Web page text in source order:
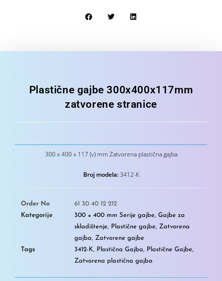
Plastične gajbe 300x400x117mm
zatvorene stranice
300 x 400 x 117 (v) mm Zatvorena plastična gajba
Broj modela:3412-K
Order No
61 30 40 12 212
Kategorije
300 × 400 mm Serije gajbe, Gajbe za
skladištenje, Plastične gajbe, Zatvorena
gajba, Zatvorene gajbe
Tags
3412-K, Plastična Gajba, Plastične Gajbe,
Zatvorena plastična gajba